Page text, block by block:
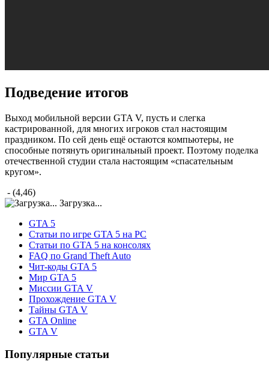
Подведение итогов
Выход мобильной версии GTA V, пусть и слегка
кастрированной, для многих игроков стал настоящим
праздником. По сей день ещё остаются компьютеры, не
способные потянуть оригинальный проект. Поэтому поделка
отечественной студии стала настоящим «спасательным
кругом».
- (4,46)
Загрузка...
GTA 5
Статьи по игре GTA 5 на PC
Статьи по GTA 5 на консолях
FAQ по Grand Theft Auto
Чит-коды GTA 5
Мир GTA 5
Миссии GTA V
Прохождение GTA V
Тайны GTA V
GTA Online
GTA V
Популярные статьи